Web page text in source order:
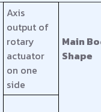
Axis
output of
rotary
actuator
on one
side
Main
Shape